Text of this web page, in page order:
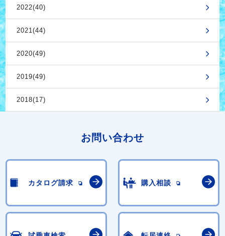
2022(40)
2021(44)
2020(49)
2019(49)
2018(17)
お問い合わせ
カタログ請求 購入相談